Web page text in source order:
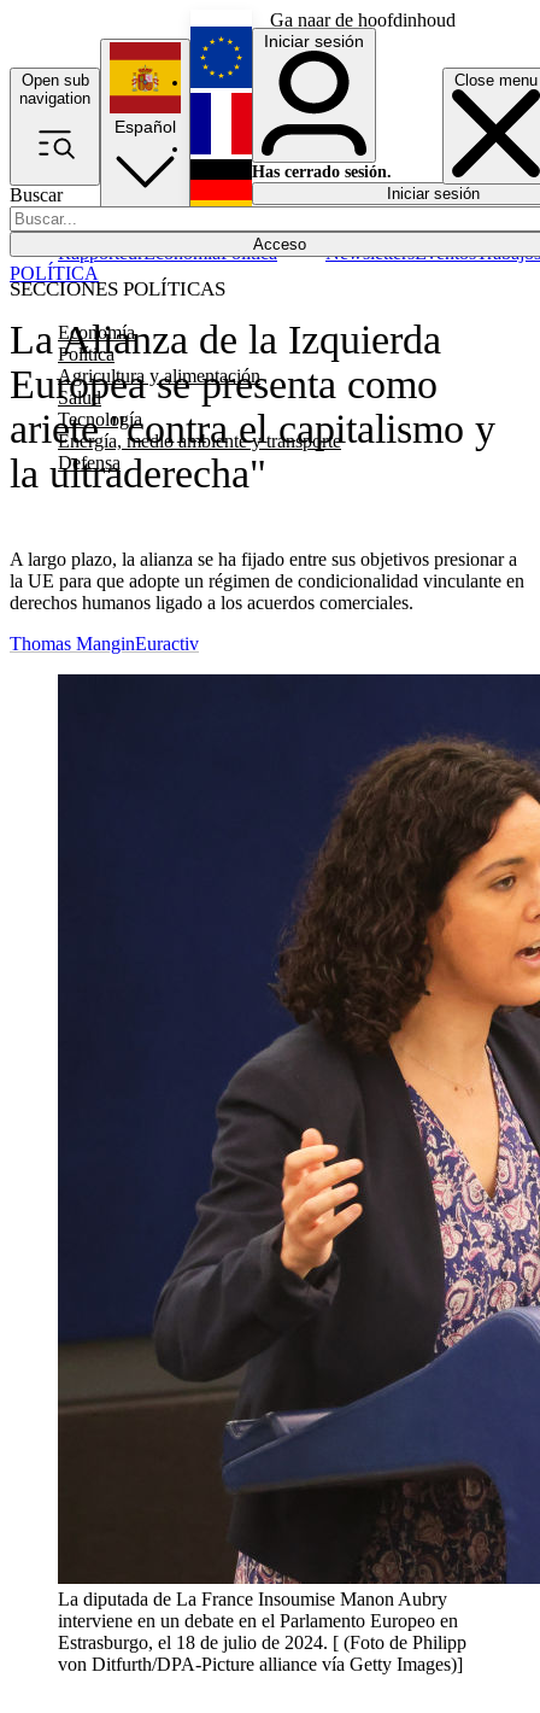
Ga naar de hoofdinhoud
Open sub
navigation
Close menu
Buscar
Acceso
SECCIONES POLÍTICAS
Economía
Política
Agricultura y alimentación
Salud
Tecnología
Energía, medio ambiente y transporte
Defensa
RapporteurEconomíaPolítica NewslettersEventosTrabajos
Español
English
Français
Iniciar sesión
Has cerrado sesión.
Iniciar sesión
La Alianza de la Izquierda
Europea se presenta como
ariete "contra el capitalismo y
la ultraderecha"
A largo plazo, la alianza se ha fijado entre sus objetivos presionar a
la UE para que adopte un régimen de condicionalidad vinculante en
derechos humanos ligado a los acuerdos comerciales.
POLÍTICA
Thomas ManginEuractiv
La diputada de La France Insoumise Manon Aubry
interviene en un debate en el Parlamento Europeo en
Estrasburgo, el 18 de julio de 2024. [ (Foto de Philipp
von Ditfurth/DPA-Picture alliance vía Getty Images)]